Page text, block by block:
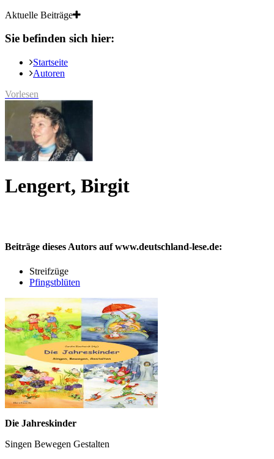
Aktuelle Beiträge
Sie befinden sich hier:
Startseite
Autoren
Vorlesen
Lengert, Birgit
Beiträge dieses Autors auf www.deutschland-lese.de:
Streifzüge
Pfingstblüten
Die Jahreskinder
Singen Bewegen Gestalten